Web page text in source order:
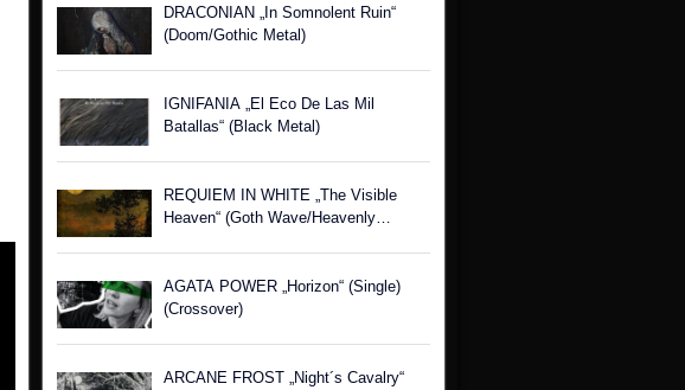
DRACONIAN „In Somnolent Ruin“
(Doom/Gothic Metal)
IGNIFANIA „El Eco De Las Mil
Batallas“ (Black Metal)
REQUIEM IN WHITE „The Visible
Heaven“ (Goth Wave/Heavenly
AGATA POWER „Horizon“ (Single)
(Crossover)
ARCANE FROST „Night´s Cavalry“